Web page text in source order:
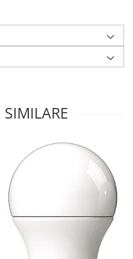
SIMILARE